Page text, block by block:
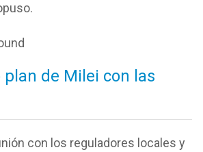
plan de Milei con las
con los reguladores locales y